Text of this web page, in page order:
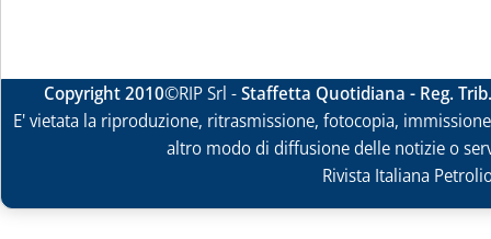
Copyright 2010©RIP Srl -Staffetta Quotidiana - Reg.
E' vietata la riproduzione, ritrasmissione, fotocopia,
altro modo di diffusione delle notizie o
Rivista Italiana